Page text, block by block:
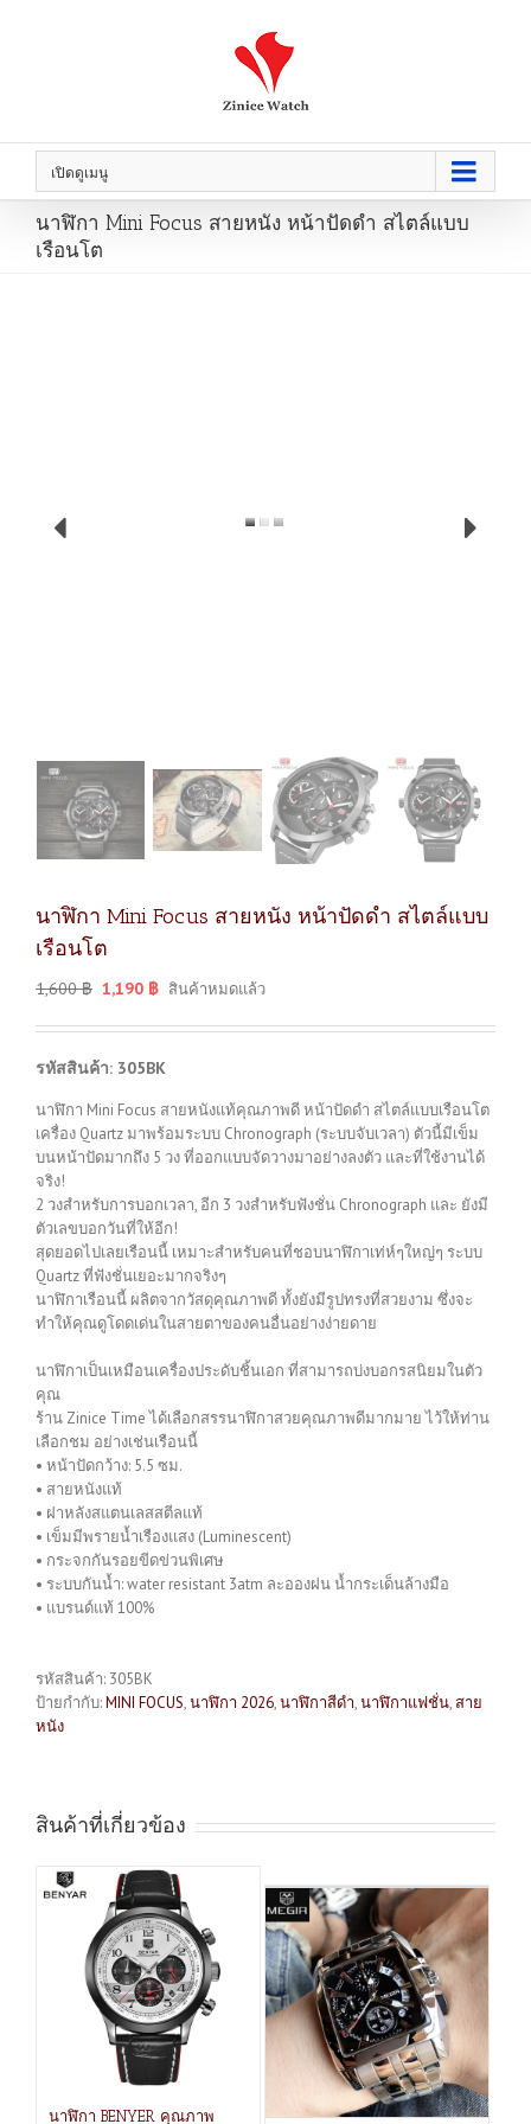
เปิดดูเมนู
นาฬิกา Mini Focus สายหนัง หน้าปัดดำ สไตล์แบบ
เรือนโต
นาฬิกา Mini Focus สายหนัง หน้าปัดดำ สไตล์แบบ
เรือนโต
1,600฿ 1,190 ฿ สินค้าหมดแล้ว
รหัสสินค้า: 305BK
นาฬิกา Mini Focus สายหนังแท้คุณภาพดี หน้าปัดดำ สไตล์แบบเรือนโต
เครื่อง Quartz มาพร้อมระบบ Chronograph (ระบบจับเวลา) ตัวนี้มีเข็ม
บนหน้าปัดมากถึง 5 วง ที่ออกแบบจัดวางมาอย่างลงตัว และที่ใช้งานได้
จริง!
2 วงสำหรับการบอกเวลา, อีก 3 วงสำหรับฟังชั่น Chronograph และ ยังมี
ตัวเลขบอกวันที่ให้อีก!
สุดยอดไปเลยเรือนนี้ เหมาะสำหรับคนที่ชอบนาฬิกาเท่ห์ๆใหญ่ๆ ระบบ
Quartz ที่ฟังชั่นเยอะมากจริงๆ
นาฬิกาเรือนนี้ ผลิตจากวัสดุคุณภาพดี ทั้งยังมีรูปทรงที่สวยงาม ซึ่งจะ
ทำให้คุณดูโดดเด่นในสายตาของคนอื่นอย่างง่ายดาย
นาฬิกาเป็นเหมือนเครื่องประดับชิ้นเอก ที่สามารถบ่งบอกรสนิยมในตัว
คุณ
ร้าน Zinice Time ได้เลือกสรรนาฬิกาสวยคุณภาพดีมากมาย ไว้ให้ท่าน
เลือกชม อย่างเช่นเรือนนี้
• หน้าปัดกว้าง: 5.5 ซม.
• สายหนังแท้
• ฝาหลังสแตนเลสสตีลแท้
• เข็มมีพรายน้ำเรืองแสง (Luminescent)
• กระจกกันรอยขีดข่วนพิเศษ
• ระบบกันน้ำ: water resistant 3atm ละอองฝน น้ำกระเด็นล้างมือ
• แบรนด์แท้ 100%
รหัสสินค้า: 305BK
ป้ายกำกับ:MINI FOCUS,นาฬิกา 2026,นาฬิกาสีดำ,นาฬิกาแฟชั่น,สาย
หนัง
สินค้าที่เกี่ยวข้อง
นาฬิกา BENYER คุณภาพ